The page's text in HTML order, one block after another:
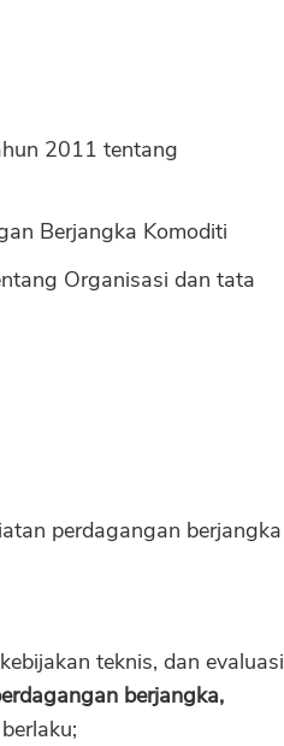
2011 tentang
Berjangka Komoditi
Organisasi dan tata
perdagangan berjangka
teknis, dan evaluasi
berjangka,